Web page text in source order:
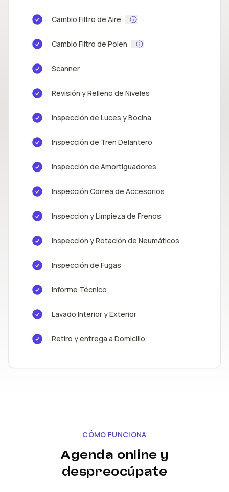
Cambio Filtro de Aire
Cambio Filtro de Polen
Scanner
Revisión y Relleno de Niveles
Inspección de Luces y Bocina
Inspección de Tren Delantero
Inspección de Amortiguadores
Inspección Correa de Accesorios
Inspección y Limpieza de Frenos
Inspección y Rotación de Neumáticos
Inspección de Fugas
Informe Técnico
Lavado Interior y Exterior
Retiro y entrega a Domicilio
CÓMO FUNCIONA
Agenda online y
despreocúpate